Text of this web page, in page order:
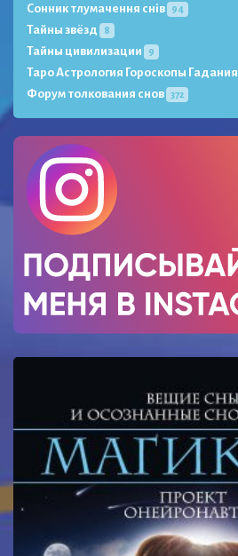
Сонник тлумачення снів 94
Тайны звёзд 8
Тайны цивилизации 9
Таро Астрология Гороскопы Гадания
Форум толкования снов 372